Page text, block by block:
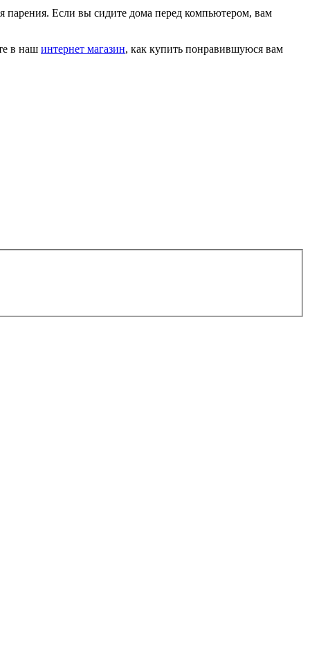
Если вы сидите дома перед компьютером, вам
в наш интернет магазин, как купить понравившуюся вам